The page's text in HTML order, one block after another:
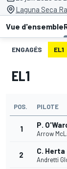
Laguna Seca
Vue d'ensemble
ENGAGÉS EL1
EL1
POS. PILOTE
1 P.
Arrow
2 C. Herta
Andretti